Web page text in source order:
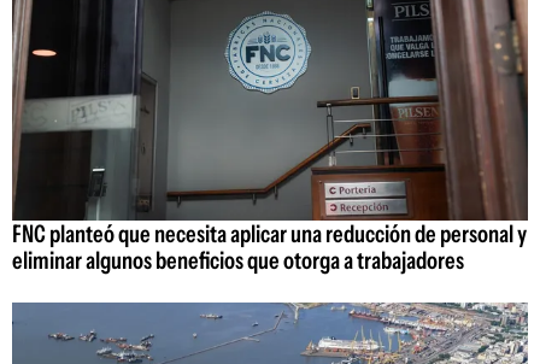
FNC planteó que necesita aplicar una reducción de personal y
eliminar algunos beneficios que otorga a trabajadores